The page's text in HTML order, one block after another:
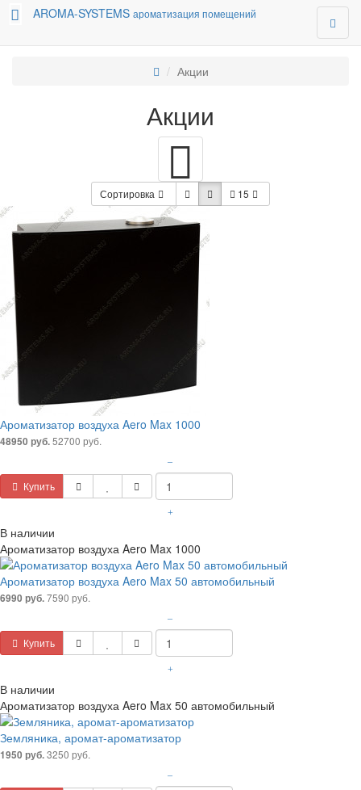
AROMA-SYSTEMS ароматизация помещений
Акции
Акции
Сортировка 15
Ароматизатор воздуха Aero Max 1000
48950 руб.52700 руб.
Купить
–
+
В наличии
Ароматизатор воздуха Aero Max 1000
Ароматизатор воздуха Aero Max 50 автомобильный
6990 руб.7590 руб.
Купить
–
+
В наличии
Ароматизатор воздуха Aero Max 50 автомобильный
Земляника, аромат-ароматизатор
1950 руб.3250 руб.
–